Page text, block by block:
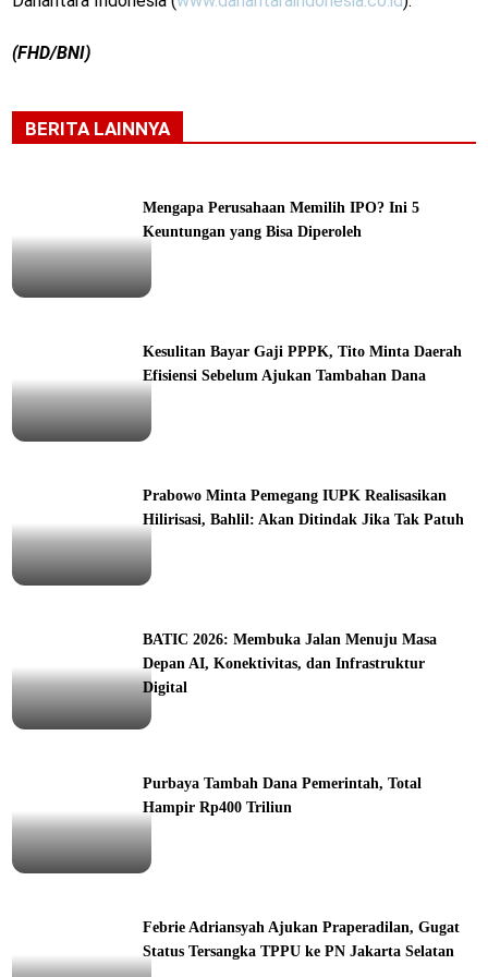
(FHD/BNI)
BERITA LAINNYA
Mengapa Perusahaan Memilih IPO? Ini 5
Keuntungan yang Bisa Diperoleh
Kesulitan Bayar Gaji PPPK, Tito Minta Daerah
Efisiensi Sebelum Ajukan Tambahan Dana
Prabowo Minta Pemegang IUPK Realisasikan
Hilirisasi, Bahlil: Akan Ditindak Jika Tak Patuh
BATIC 2026: Membuka Jalan Menuju Masa
Depan AI, Konektivitas, dan Infrastruktur
Digital
Purbaya Tambah Dana Pemerintah, Total
Hampir Rp400 Triliun
Febrie Adriansyah Ajukan Praperadilan, Gugat
Status Tersangka TPPU ke PN Jakarta Selatan